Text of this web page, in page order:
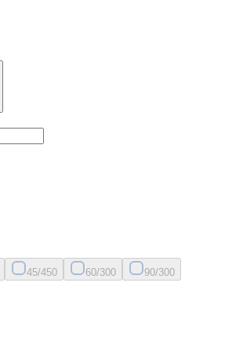
45/450 60/300 90/300